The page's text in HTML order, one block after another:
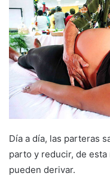
Día a día, las parteras
parto y reducir, de
pueden derivar.